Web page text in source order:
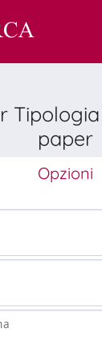
paper
Opzioni